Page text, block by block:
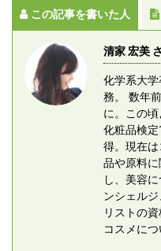
この記事を書いた人
清家 宏美
化学系大
務。 数年
に。この
化粧品検
得。現在
品や原料
し、美容
ンシェル
リストの
コスメにつ